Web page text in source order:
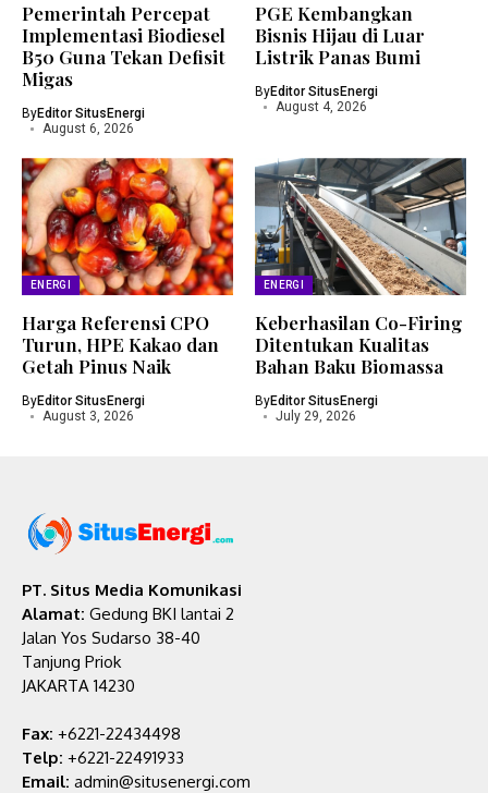
Pemerintah Percepat
Implementasi Biodiesel
B50 Guna Tekan Defisit
Migas
ByEditor SitusEnergi
August 6, 2026
PGE Kembangkan
Bisnis Hijau di Luar
Listrik Panas Bumi
ByEditor SitusEnergi
August 4, 2026
ENERGI
Harga Referensi CPO
Turun, HPE Kakao dan
Getah Pinus Naik
ByEditor SitusEnergi
August 3, 2026
ENERGI
Keberhasilan Co-Firing
Ditentukan Kualitas
Bahan Baku Biomassa
ByEditor SitusEnergi
July 29, 2026
PT. Situs Media Komunikasi
Alamat: Gedung BKI lantai 2
Jalan Yos Sudarso 38-40
Tanjung Priok
JAKARTA 14230
Fax: +6221-22434498
Telp: +6221-22491933
Email: admin@situsenergi.com